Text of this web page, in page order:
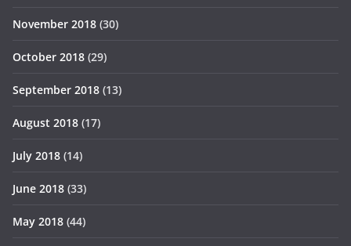
November 2018 (30)
October 2018 (29)
September 2018 (13)
August 2018 (17)
July 2018 (14)
June 2018 (33)
May 2018 (44)